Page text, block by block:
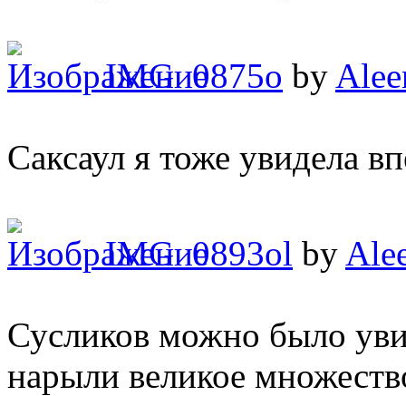
IMG_0875o by
Саксаул я тоже увидела
IMG_0893ol by
Сусликов можно было
нарыли великое